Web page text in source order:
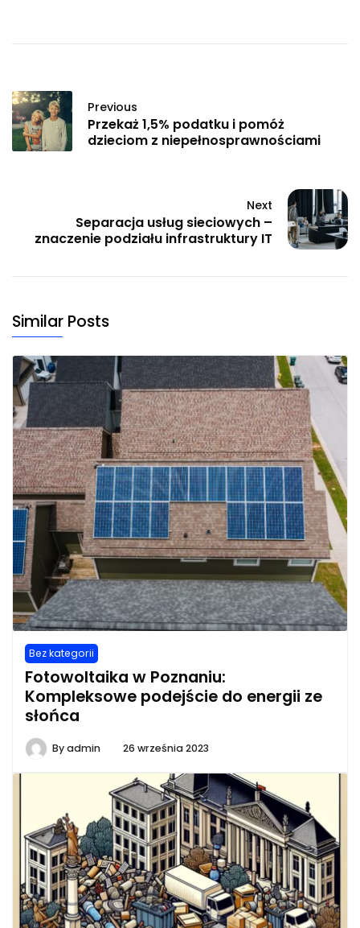
Previous
Przekaż 1,5% podatku i pomóż
dzieciom z niepełnosprawnościami
Next
Separacja usług sieciowych –
znaczenie podziału infrastruktury IT
Similar Posts
Bez kategorii
Fotowoltaika w Poznaniu:
Kompleksowe podejście do energii ze
słońca
Byadmin 26 września 2023